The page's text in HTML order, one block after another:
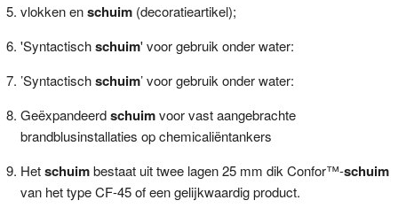
vlokken enschuim(decoratieartikel);
'Syntactischschuim' voor gebruik onder water:
’Syntactischschuim’ voor gebruik onder water:
Geëxpandeerdschuimvoor vast aangebrachte
brandblusinstallaties op chemicaliëntankers
Hetschuimbestaat uit twee lagen 25 mm dik Confor™-schuim
van het type CF-45 of een gelijkwaardig product.